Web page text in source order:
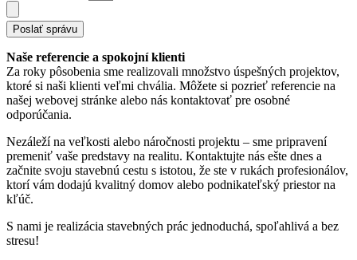
Poslať správu
Naše referencie a spokojní klienti
Za roky pôsobenia sme realizovali množstvo úspešných projektov,
ktoré si naši klienti veľmi chvália. Môžete si pozrieť referencie na
našej webovej stránke alebo nás kontaktovať pre osobné
odporúčania.
Nezáleží na veľkosti alebo náročnosti projektu – sme pripravení
premeniť vaše predstavy na realitu. Kontaktujte nás ešte dnes a
začnite svoju stavebnú cestu s istotou, že ste v rukách profesionálov,
ktorí vám dodajú kvalitný domov alebo podnikateľský priestor na
kľúč.
S nami je realizácia stavebných prác jednoduchá, spoľahlivá a bez
stresu!